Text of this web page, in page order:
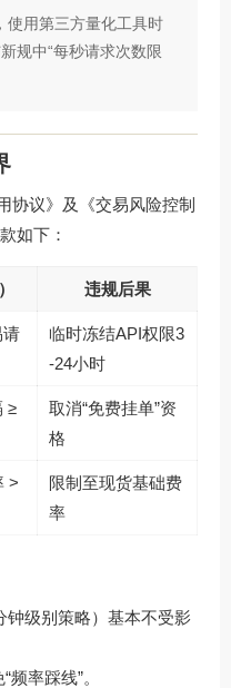
使用第三方量化工具时
规中“每秒请求次数限
协议》及《交易风险控制
如下：
违规后果
请
临时冻结API权限3
-24小时
≥
取消“免费挂单”资
格
>
限制至现货基础费
率
钟级别策略）基本不受影
率踩线”。